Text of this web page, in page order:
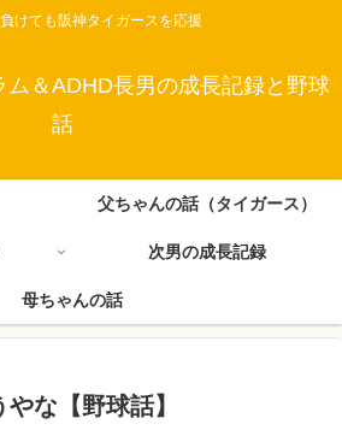
けても阪神タイガースを応援
ム＆ADHD長男の成長記録と野球
話
父ちゃんの話（タイガース）
次男の成長記録
母ちゃんの話
な【野球話】